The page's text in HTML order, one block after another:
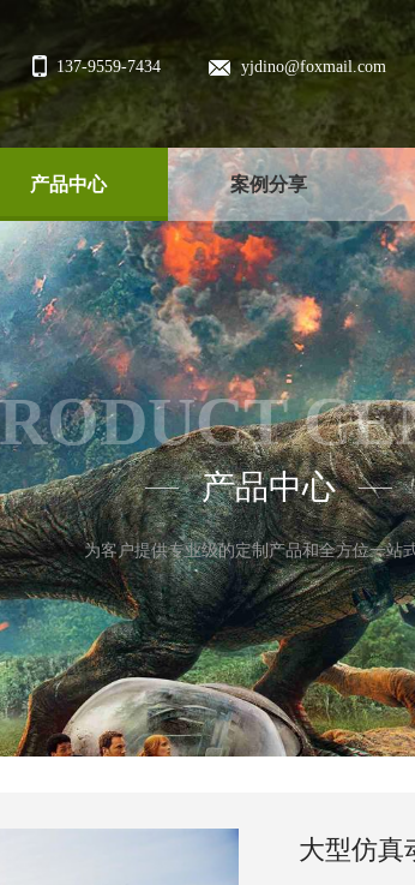
137-9559-7434 yjdino@foxmail.com
产品中心 案例分享
—— 产品中心 ——
为客户提供专业级的定制产品和全方位一站
大型仿真